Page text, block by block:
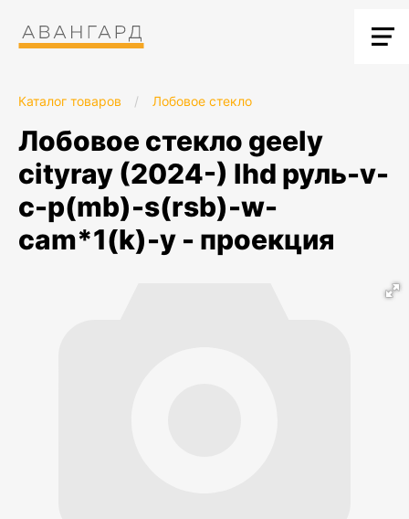
Каталог товаров / Лобовое стекло
лобовое стекло geely
cityray (2024-) lhd руль-v-
c-p(mb)-s(rsb)-w-
cam*1(k)-y - проекция